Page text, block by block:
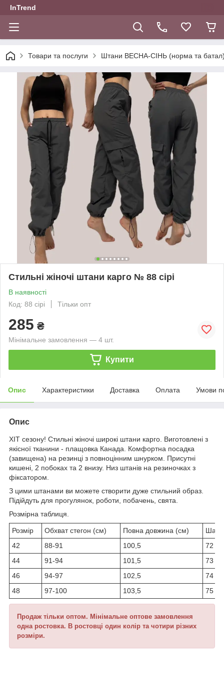
InTrend
Товари та послуги Штани ВЕСНА-СІНЬ (норма та
Стильні жіночі штани карго № 88 сірі
В наявності
Код: 88 сірі
Тільки опт
285 ₴
Мінімальне замовлення — 4 шт.
Купити
Опис Характеристики Доставка Оплата Умови
Опис
ХІТ сезону! Стильні жіночі широкі штани карго. Виготовлені з
якісної тканини - плащовка Канада. Комфортна посадка
(завищена) на резинці з повноцінним шнурком. Присутні
кишені, 2 побоках та 2 внизу. Низ штанів на резиночках з
фіксатором.
З цими штанами ви можете створити дуже стильний образ.
Підійдуть для прогулянок, роботи, побачень, свята.
Розмірна таблиця.
Розмір Обхват стегон (см) Повна довжина (см)
42
88-91 100,5
72
44
91-94 101,5
73
46
94-97 102,5
74
48
97-100 103,5 75
Продаж тільки оптом. Мінімальне оптове замовлення
одна ростовка. В ростовці один колір та чотири різних
розміри.